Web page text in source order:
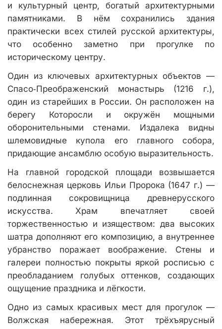
и культурный центр, богатый архитектурными
памятниками. В нём сохранились здания
практически всех стилей русской архитектуры,
что особенно заметно при прогулке по
историческому центру.
Один из ключевых архитектурных объектов —
Спасо‑Преображенский монастырь (1216 г.),
один из старейших в России. Он расположен на
берегу Которосли и окружён мощными
оборонительными стенами. Издалека видны
шлемовидные купола его главного собора,
придающие ансамблю особую выразительность.
На главной городской площади возвышается
белоснежная церковь Ильи Пророка (1647 г.) —
подлинная сокровищница древнерусского
искусства. Храм впечатляет своей
торжественностью и изяществом: два высоких
шатра дополняют его композицию, а внутреннее
убранство поражает воображение. Стены и
галереи полностью покрыты яркой росписью с
преобладанием голубых оттенков, создающих
ощущение праздника и лёгкости.
Одно из самых красивых мест для прогулок —
Волжская набережная. Этот трёхъярусный